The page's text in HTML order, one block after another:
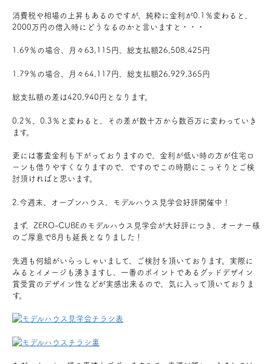
消費税や相場の上昇もあるのですが、純粋に金利が0.1％変わると、
2000万円の借入時にどうなるのかと言いますと・・・
1.69％の場合、月々63,115円、総支払額26,508,425円
1.79％の場合、月々64,117円、総支払額26,929,365円
総支払額の差は420,940円となります。
0.2％、0.3％と変わると、その差が数十万から数百万に変わっていき
ます。
更には審査金利も下がっておりますので、金利が低い時の方が住宅ロ
ーンも借りやすくなりますので、ですのでこの時期にこっそりとご検
討頂ければと思います。
2.今週末、オープンハウス、モデルハウス見学会好評開催中！
まず、ZERO-CUBEのモデルハウス見学会が大好評につき、オーナー様
のご厚意で8月も延長となりました！
先週も何組がいらっしゃいまして、ご検討を頂いております。実際に
みるとイメージも湧きますし、一番のポイントであるグッドデザイン
賞受賞のデザイン性などが実感出来るので、気に入って頂いておりま
す。